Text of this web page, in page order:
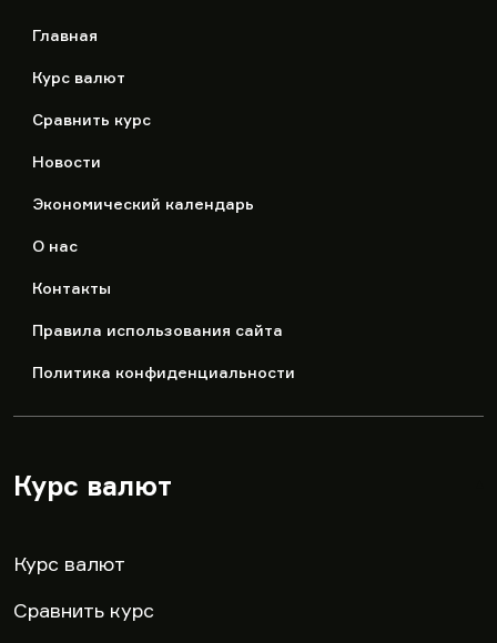
Главная
Курс валют
Сравнить курс
Новости
Экономический календарь
О нас
Контакты
Правила использования сайта
Политика конфиденциальности
Курс валют
Курс валют
Сравнить курс